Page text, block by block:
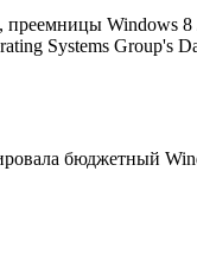
Windows 8
Systems Group's
бюджетный